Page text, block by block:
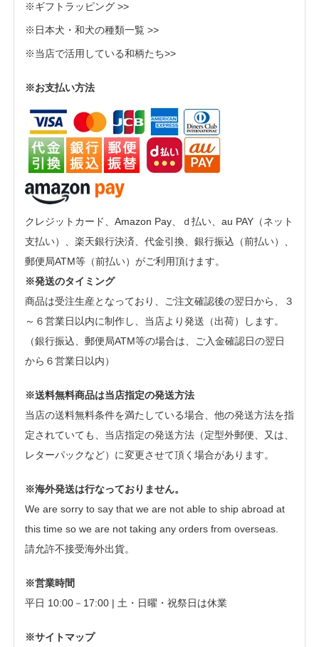
※ギフトラッピング >>
※日本犬・和犬の種類一覧 >>
※当店で活用している和柄たち>>
※お支払い方法
クレジットカード、Amazon Pay、ｄ払い、au PAY（ネット
支払い）、楽天銀行決済、代金引換、銀行振込（前払い）、
郵便局ATM等（前払い）がご利用頂けます。
※発送のタイミング
商品は受注生産となっており、ご注文確認後の翌日から、３
～６営業日以内に制作し、当店より発送（出荷）します。
（銀行振込、郵便局ATM等の場合は、ご入金確認日の翌日
から６営業日以内）
※送料無料商品は当店指定の発送方法
当店の送料無料条件を満たしている場合、他の発送方法を指
定されていても、当店指定の発送方法（定型外郵便、又は、
レターパックなど）に変更させて頂く場合があります。
※海外発送は行なっておりません。
We are sorry to say that we are not able to ship abroad at
this time so we are not taking any orders from overseas.
請允許不接受海外出貨。
※営業時間
平日 10:00－17:00 | 土・日曜・祝祭日は休業
※サイトマップ